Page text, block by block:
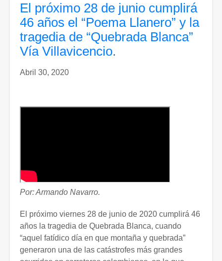
navegación
El próximo 28 de junio cumplirá
46 años el “Poema Llanero” y la
tragedia de “Quebrada Blanca”
Vía Villavicencio.
Abril 30, 2020
Por: Armando Navarro.
El próximo viernes 28 de junio de 2020 cumplirá 46
años la tragedia de Quebrada Blanca, cuando
“aquel fatídico día en que montaña y quebrada”
generaron una de las catástrofes más grandes